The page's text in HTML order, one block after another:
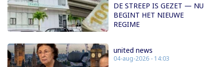
DE STREEP IS GEZET — NU
BEGINT HET NIEUWE
REGIME
united news
04-aug-2026 - 14:03